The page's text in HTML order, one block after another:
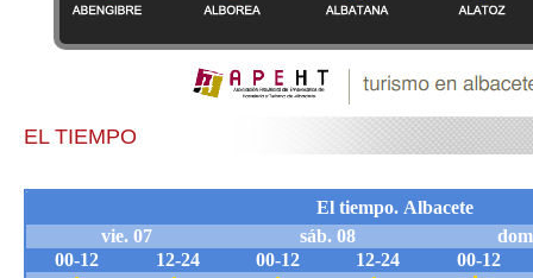
EL TIEMPO